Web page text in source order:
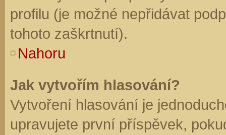
profilu (je možné nepřidávat
tohoto zaškrtnutí).
Nahoru
Jak vytvořím hlasování?
Vytvoření hlasování je
upravujete první příspěvek,